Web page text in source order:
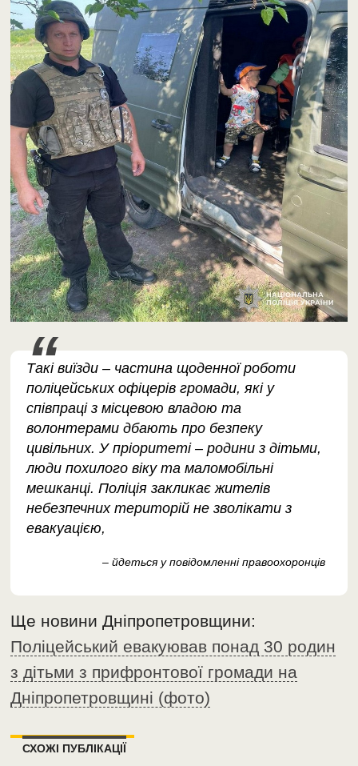
Такі виїзди – частина щоденної роботи
поліцейських офіцерів громади, які у
співпраці з місцевою владою та
волонтерами дбають про безпеку
цивільних. У пріоритеті – родини з дітьми,
люди похилого віку та маломобільні
мешканці. Поліція закликає жителів
небезпечних територій не зволікати з
евакуацією,
– йдеться у повідомленні правоохоронців
Ще новини Дніпропетровщини:
Поліцейський евакуював понад 30 родин
з дітьми з прифронтової громади на
Дніпропетровщині (фото)
СХОЖІ ПУБЛІКАЦІЇ